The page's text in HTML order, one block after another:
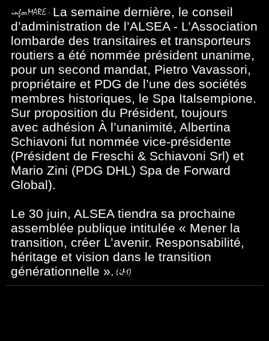
La semaine dernière, le conseil
d’administration de l’ALSEA - L’Association
lombarde des transitaires et transporteurs
routiers a été nommée président unanime,
pour un second mandat, Pietro Vavassori,
propriétaire et PDG de l’une des sociétés
membres historiques, le Spa Italsempione.
Sur proposition du Président, toujours
avec adhésion À l’unanimité, Albertina
Schiavoni fut nommée vice-présidente
(Président de Freschi & Schiavoni Srl) et
Mario Zini (PDG DHL) Spa de Forward
Global).
Le 30 juin, ALSEA tiendra sa prochaine
assemblée publique intitulée « Mener la
transition, créer L’avenir. Responsabilité,
héritage et vision dans le transition
générationnelle ».